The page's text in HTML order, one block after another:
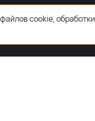
cookie, обработки